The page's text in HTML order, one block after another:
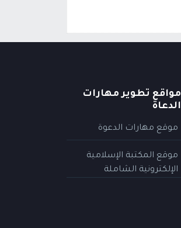
مواقع تطوير مهارات
الدعاة
موقع مهارات الدعوة
موقع المكتبة الإسلامية
الإلكترونية الشاملة